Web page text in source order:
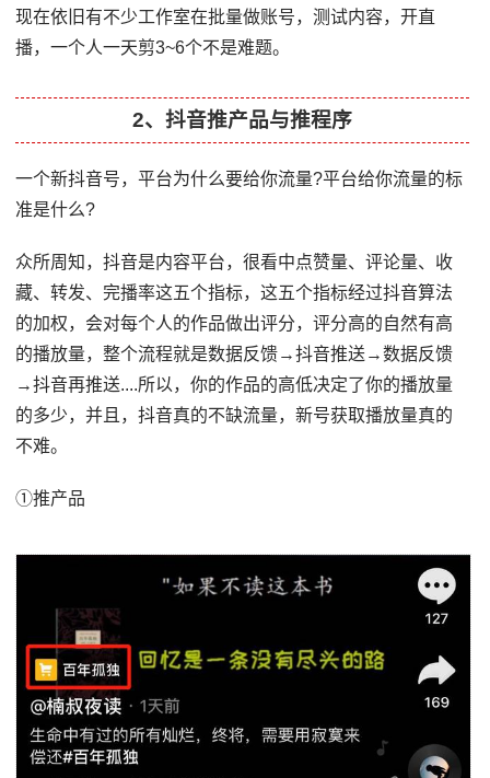
现在依旧有不少工作室在批量做账号，测试内容，开直
播，一个人一天剪3~6个不是难题。
2、抖音推产品与推程序
一个新抖音号，平台为什么要给你流量?平台给你流量的标
准是什么?
众所周知，抖音是内容平台，很看中点赞量、评论量、收
藏、转发、完播率这五个指标，这五个指标经过抖音算法
的加权，会对每个人的作品做出评分，评分高的自然有高
的播放量，整个流程就是数据反馈→抖音推送→数据反馈
→抖音再推送....所以，你的作品的高低决定了你的播放量
的多少，并且，抖音真的不缺流量，新号获取播放量真的
不难。
①推产品